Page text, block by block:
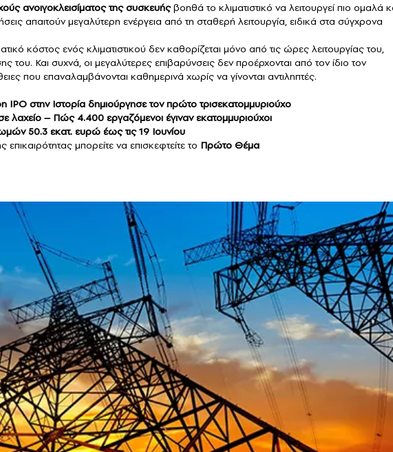
ανοιγοκλεισίματος της συσκευήςβοηθά το κλιματιστικό να λειτουργεί πιο ομαλά
απαιτούν μεγαλύτερη ενέργεια από τη σταθερή λειτουργία, ειδικά στα σύγχρονα
κόστος ενός κλιματιστικού δεν καθορίζεται μόνο από τις ώρες λειτουργίας του,
Και συχνά, οι μεγαλύτερες επιβαρύνσεις δεν προέρχονται από τον ίδιο τον
που επαναλαμβάνονται καθημερινά χωρίς να γίνονται αντιληπτές.
στην Ιστορία δημιούργησε τον πρώτο τρισεκατομμυριούχο
λαχείο – Πώς 4.400 εργαζόμενοι έγιναν εκατομμυριούχοι
50.3 εκατ. ευρώ έως τις 19 Ιουνίου
επικαιρότητας μπορείτε να επισκεφτείτε το Πρώτο Θέμα